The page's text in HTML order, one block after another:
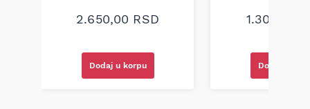
2.650,00 RSD
Dodaj u korpu
1.300,00
Dodaj u